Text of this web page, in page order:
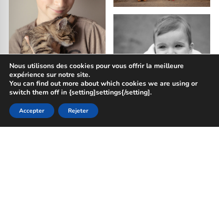
Nous utilisons des cookies pour vous offrir la meilleure
expérience sur notre site.
You can find out more about which cookies we are using or
switch them off in {setting]settings{/setting].
Accepter Rejeter